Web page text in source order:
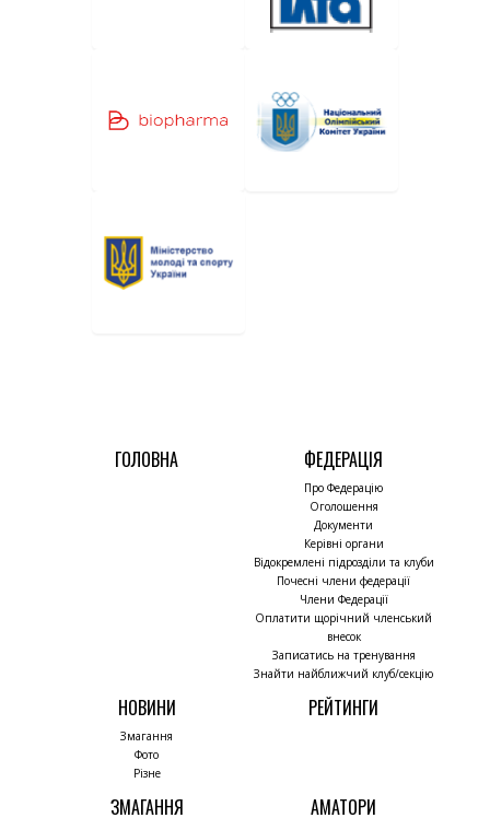
ГОЛОВНА ФЕДЕРАЦІЯ
Про Федерацію
Оголошення
Документи
Керівні органи
Відокремлені підрозділи та клуби
Почесні члени федерації
Члени Федерації
Оплатити щорічний членський
внесок
Записатись на тренування
Знайти найближчий клуб/секцію
НОВИНИ
Змагання
Фото
Різне
РЕЙТИНГИ
ЗМАГАННЯ АМАТОРИ